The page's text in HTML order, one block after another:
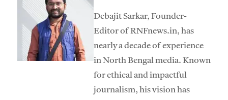
Debajit Sarkar, Founder-
Editor of RNFnews.in, has
nearly a decade of experience
in North Bengal media. Known
for ethical and impactful
journalism, his vision has